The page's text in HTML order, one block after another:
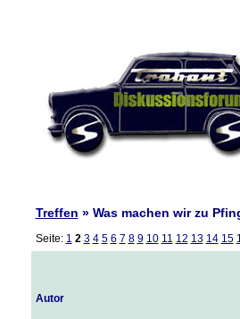
Treffen » Was machen wir zu
Seite: 1 2 3 4 5 6 7 8 9 10 11 12 13 14 15
Autor